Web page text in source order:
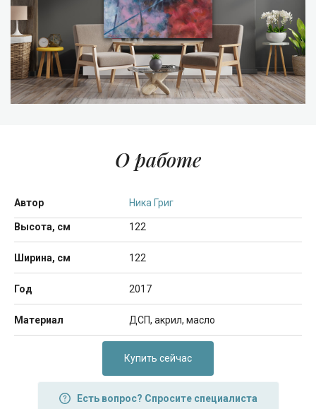
О работе
Автор Ника Григ
Высота, см 122
Ширина, см 122
Год 2017
Материал ДСП, акрил, масло
Купить сейчас
Есть вопрос? Спросите специалиста